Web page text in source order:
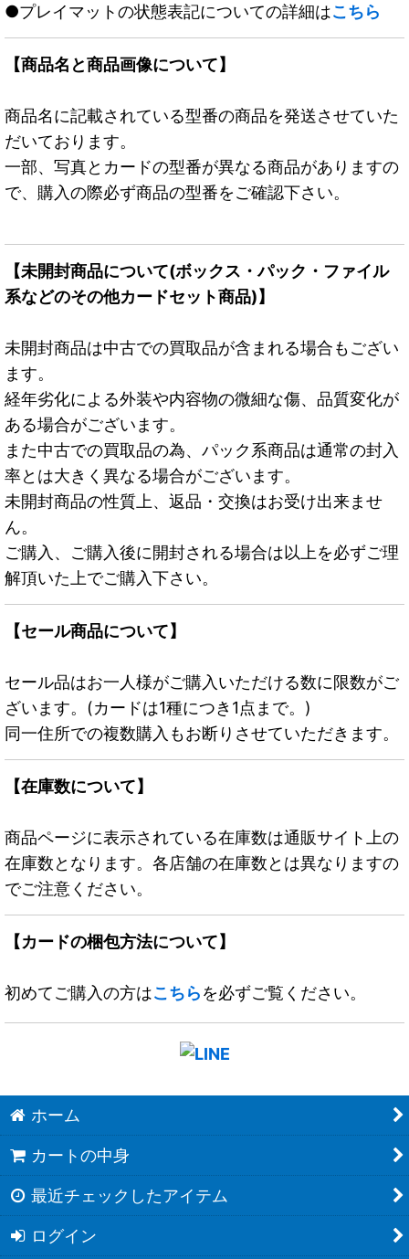
●プレイマットの状態表記についての詳細はこちら
【商品名と商品画像について】
商品名に記載されている型番の商品を発送させていた
だいております。
一部、写真とカードの型番が異なる商品がありますの
で、購入の際必ず商品の型番をご確認下さい。
【未開封商品について(ボックス・パック・ファイル
系などのその他カードセット商品)】
未開封商品は中古での買取品が含まれる場合もござい
ます。
経年劣化による外装や内容物の微細な傷、品質変化が
ある場合がございます。
また中古での買取品の為、パック系商品は通常の封入
率とは大きく異なる場合がございます。
未開封商品の性質上、返品・交換はお受け出来ませ
ん。
ご購入、ご購入後に開封される場合は以上を必ずご理
解頂いた上でご購入下さい。
【セール商品について】
セール品はお一人様がご購入いただける数に限数がご
ざいます。(カードは1種につき1点まで。)
同一住所での複数購入もお断りさせていただきます。
【在庫数について】
商品ページに表示されている在庫数は通販サイト上の
在庫数となります。各店舗の在庫数とは異なりますの
でご注意ください。
【カードの梱包方法について】
初めてご購入の方はこちらを必ずご覧ください。
ホーム
カートの中身
最近チェックしたアイテム
ログイン